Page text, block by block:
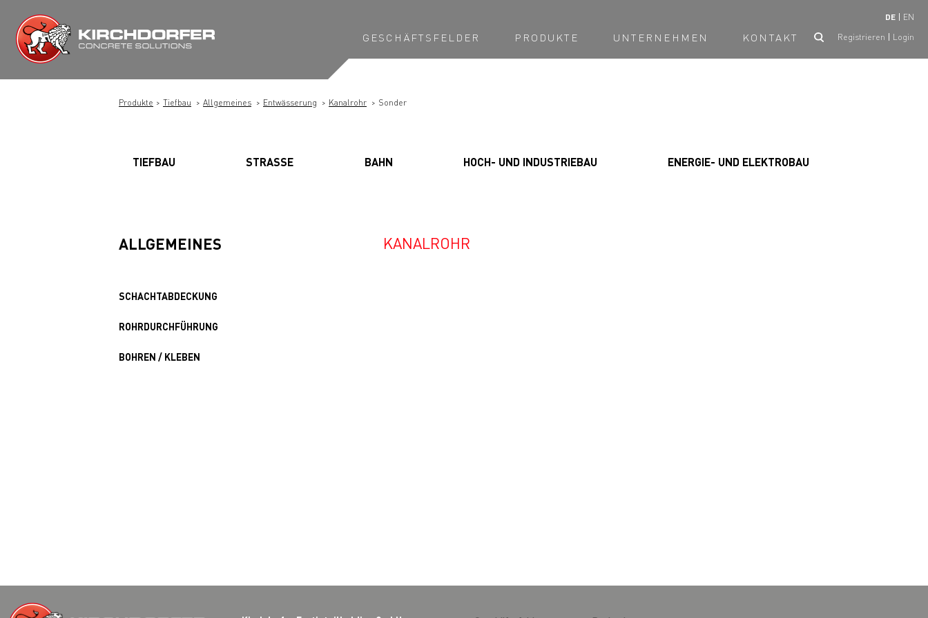
Inhalt
springen
DE EN
GESCHÄFTSFELDER PRODUKTE UNTERNEHMEN KONTAKT Registrieren Login
Produkte Tiefbau Allgemeines Entwässerung Kanalrohr Sonder
TIEFBAU STRASSE BAHN HOCH- UND INDUSTRIEBAU ENERGIE- UND ELEKTROBAU
ALLGEMEINES
SCHACHTABDECKUNG
ROHRDURCHFÜHRUNG
BOHREN / KLEBEN
KANALROHR